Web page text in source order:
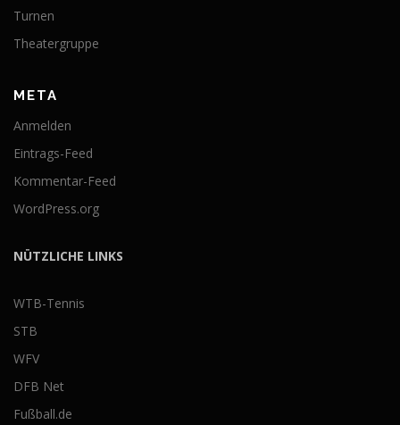
Turnen
Theatergruppe
META
Anmelden
Eintrags-Feed
Kommentar-Feed
WordPress.org
NÜTZLICHE LINKS
WTB-Tennis
STB
WFV
DFB Net
Fußball.de